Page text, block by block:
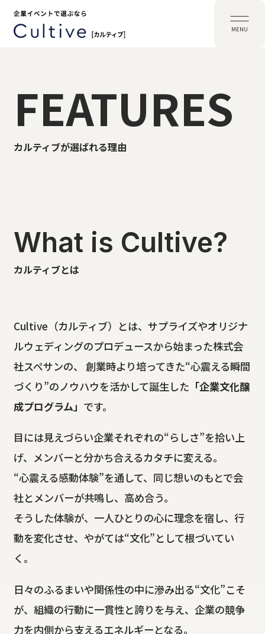
MENU
FEATURES
カルティブが選ばれる理由
What is Cultive?
カルティブとは
Cultive（カルティブ）とは、サプライズやオリジナ
ルウェディングのプロデュースから始まった株式会
社スペサンの、 創業時より培ってきた“心震える瞬間
づくり”のノウハウを活かして誕生した 「企業文化醸
成プログラム」 です。
目には見えづらい企業それぞれの“らしさ”を拾い上
げ、メンバーと分かち合えるカタチに変える。
“心震える感動体験”を通して、同じ想いのもとで会
社とメンバーが共鳴し、高め合う。
そうした体験が、一人ひとりの心に理念を宿し、行
動を変化させ、やがては“文化”として根づいてい
く。
日々のふるまいや関係性の中に滲み出る“文化”こそ
が、組織の行動に一貫性と誇りを与え、企業の競争
力を内側から支えるエネルギーとなる。